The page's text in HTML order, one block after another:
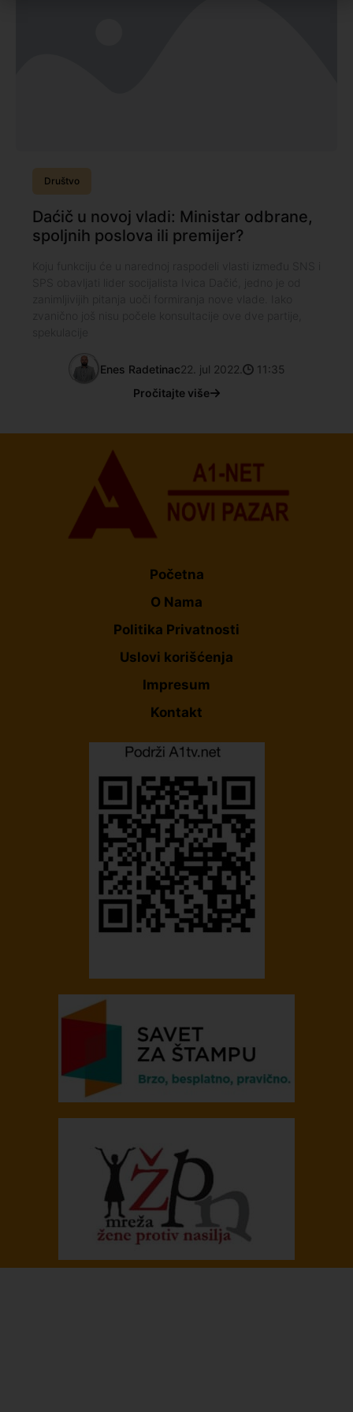
Društvo
Daćič u novoj vladi: Ministar odbrane,
spoljnih poslova ili premijer?
Enes Radetinac22. jul 2022.
11:35
Pročitajte više
Početna
O Nama
Politika Privatnosti
Uslovi korišćenja
Impresum
Kontakt